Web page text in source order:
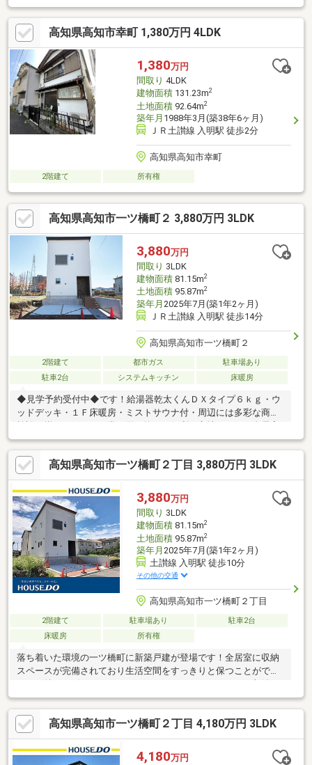
辺環境】・一ツ橋小学校400ｍ（徒歩約5分）・城北中学校950ｍ
（徒歩約13分）
高知県高知市幸町 1,380万円 4LDK
1,380万円
間取り 4LDK
建物面積131.23m2
土地面積92.64m2
築年月 1988年3月(築38年6ヶ月)
ＪＲ土讃線 入明駅 徒歩2分
高知県高知市幸町
2階建て 所有権
高知県高知市一ツ橋町２ 3,880万円 3LDK
3,880万円
間取り 3LDK
建物面積81.15m2
土地面積95.87m2
築年月 2025年7月(築1年2ヶ月)
ＪＲ土讃線 入明駅 徒歩14分
高知県高知市一ツ橋町２
2階建て 都市ガス
駐車場あり
駐車2台
システムキッチン 床暖房
◆見学予約受付中◆です！給湯器乾太くんＤＸタイプ６ｋｇ・ウ
ッドデッキ・１Ｆ床暖房・ミストサウナ付・周辺には多彩な商業
施設が揃っており、日常の買い物にも便利な立地です。・全居室
収納あり！WICで収納力の高いお家です。衣類、季節物まですっ
きりまとめられる快適な住空間です。【周辺環境】・一ツ橋小学
校400ｍ（徒歩約5分）・城北中学校950ｍ（徒歩約13分）
高知県高知市一ツ橋町２丁目 3,880万円 3LDK
3,880万円
間取り 3LDK
建物面積81.15m2
土地面積95.87m2
築年月 2025年7月(築1年2ヶ月)
土讃線 入明駅 徒歩10分
その他の交通
高知県高知市一ツ橋町２丁目
2階建て 駐車場あり
駐車2台
床暖房
所有権
落ち着いた環境の一ツ橋町に新築戸建が登場です！全居室に収納
スペースが完備されており生活空間をすっきりと保つことができ
楽々◎
高知県高知市一ツ橋町２丁目 4,180万円 3LDK
4,180万円